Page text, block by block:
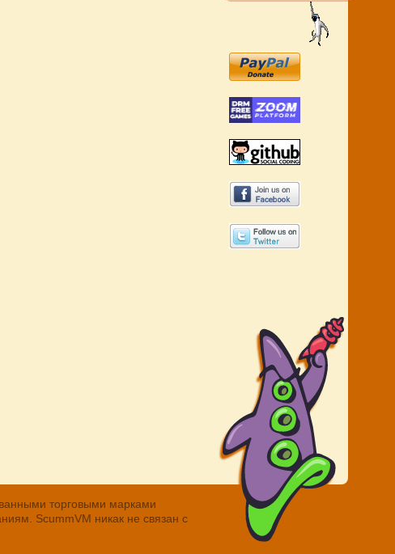
торговыми марками
ScummVM никак не связан с